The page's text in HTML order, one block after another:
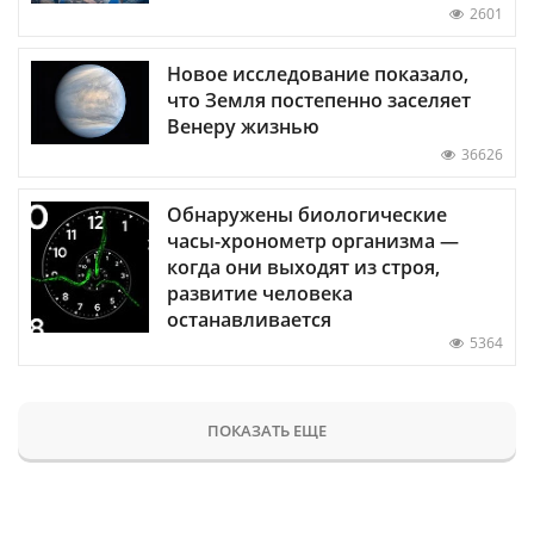
2601
Новое исследование показало,
что Земля постепенно заселяет
Венеру жизнью
36626
Обнаружены биологические
часы-хронометр организма —
когда они выходят из строя,
развитие человека
останавливается
5364
ПОКАЗАТЬ ЕЩЕ